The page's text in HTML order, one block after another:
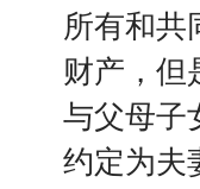
所有和共
财产，但
与父母子
约定为夫